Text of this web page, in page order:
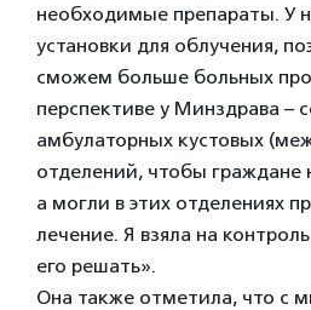
необходимые препараты. У
установки для облучения,
сможем больше больных
перспективе у Минздрава –
амбулаторных кустовых
отделений, чтобы граждане
а могли в этих отделениях
лечение. Я взяла на
его решать».
Она также отметила, что с